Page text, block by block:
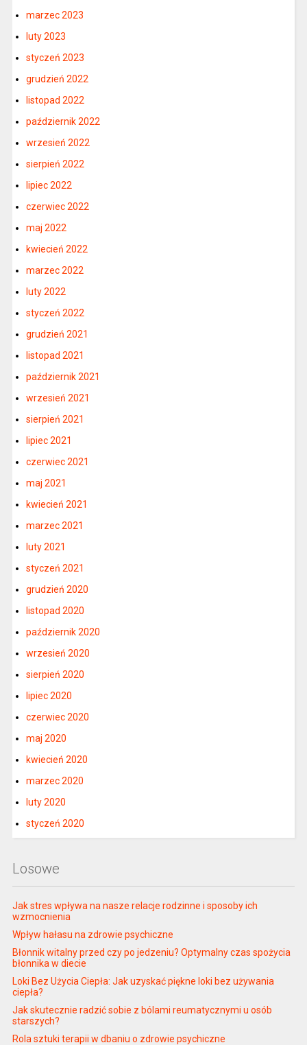
marzec 2023
luty 2023
styczeń 2023
grudzień 2022
listopad 2022
październik 2022
wrzesień 2022
sierpień 2022
lipiec 2022
czerwiec 2022
maj 2022
kwiecień 2022
marzec 2022
luty 2022
styczeń 2022
grudzień 2021
listopad 2021
październik 2021
wrzesień 2021
sierpień 2021
lipiec 2021
czerwiec 2021
maj 2021
kwiecień 2021
marzec 2021
luty 2021
styczeń 2021
grudzień 2020
listopad 2020
październik 2020
wrzesień 2020
sierpień 2020
lipiec 2020
czerwiec 2020
maj 2020
kwiecień 2020
marzec 2020
luty 2020
styczeń 2020
Losowe
Jak stres wpływa na nasze relacje rodzinne i sposoby ich
wzmocnienia
Wpływ hałasu na zdrowie psychiczne
Błonnik witalny przed czy po jedzeniu? Optymalny czas spożycia
błonnika w diecie
Loki Bez Użycia Ciepła: Jak uzyskać piękne loki bez używania
ciepła?
Jak skutecznie radzić sobie z bólami reumatycznymi u osób
starszych?
Rola sztuki terapii w dbaniu o zdrowie psychiczne